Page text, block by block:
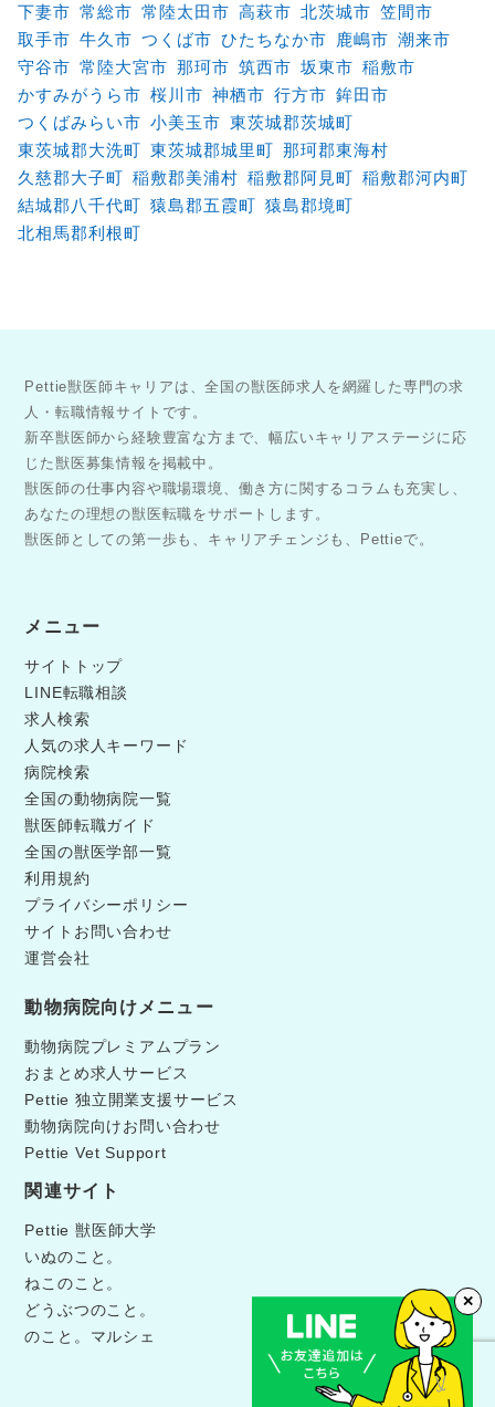
下妻市 常総市 常陸太田市 高萩市 北茨城市 笠間市
取手市 牛久市 つくば市 ひたちなか市 鹿嶋市 潮来市
守谷市 常陸大宮市 那珂市 筑西市 坂東市 稲敷市
かすみがうら市 桜川市 神栖市 行方市 鉾田市
つくばみらい市 小美玉市 東茨城郡茨城町
東茨城郡大洗町 東茨城郡城里町 那珂郡東海村
久慈郡大子町 稲敷郡美浦村 稲敷郡阿見町 稲敷郡河内町
結城郡八千代町 猿島郡五霞町 猿島郡境町
北相馬郡利根町
Pettie獣医師キャリアは、全国の獣医師求人を網羅した専門の求
人・転職情報サイトです。
新卒獣医師から経験豊富な方まで、幅広いキャリアステージに応
じた獣医募集情報を掲載中。
獣医師の仕事内容や職場環境、働き方に関するコラムも充実し、
あなたの理想の獣医転職をサポートします。
獣医師としての第一歩も、キャリアチェンジも、Pettieで。
メニュー
サイトトップ
LINE転職相談
求人検索
人気の求人キーワード
病院検索
全国の動物病院一覧
獣医師転職ガイド
全国の獣医学部一覧
利用規約
プライバシーポリシー
サイトお問い合わせ
運営会社
動物病院向けメニュー
動物病院プレミアムプラン
おまとめ求人サービス
Pettie 独立開業支援サービス
動物病院向けお問い合わせ
Pettie Vet Support
関連サイト
Pettie 獣医師大学
いぬのこと。
ねこのこと。
どうぶつのこと。
のこと。マルシェ
©Pettie獣医師キャリア.
✕